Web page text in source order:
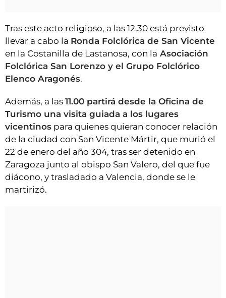
Tras este acto religioso, a las 12.30 está previsto
llevar a cabo la Ronda Folclórica de San Vicente
en la Costanilla de Lastanosa, con la Asociación
Folclórica San Lorenzo y el Grupo Folclórico
Elenco Aragonés.
Además, a las 11.00 partirá desde la Oficina de
Turismo una visita guiada a los lugares
vicentinos para quienes quieran conocer relación
de la ciudad con San Vicente Mártir, que murió el
22 de enero del año 304, tras ser detenido en
Zaragoza junto al obispo San Valero, del que fue
diácono, y trasladado a Valencia, donde se le
martirizó.